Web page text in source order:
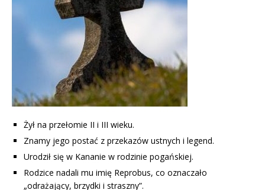
Żył na przełomie II i III wieku.
Znamy jego postać z przekazów ustnych i legend.
Urodził się w Kananie w rodzinie pogańskiej.
Rodzice nadali mu imię Reprobus, co oznaczało
„odrażający, brzydki i straszny”.